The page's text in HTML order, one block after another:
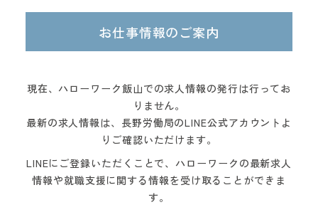
お仕事情報のご案内
現在、ハローワーク飯山での求人情報の発行は行ってお
りません。
最新の求人情報は、長野労働局のLINE公式アカウントよ
りご確認いただけます。
LINEにご登録いただくことで、ハローワークの最新求人
情報や就職支援に関する情報を受け取ることができま
す。